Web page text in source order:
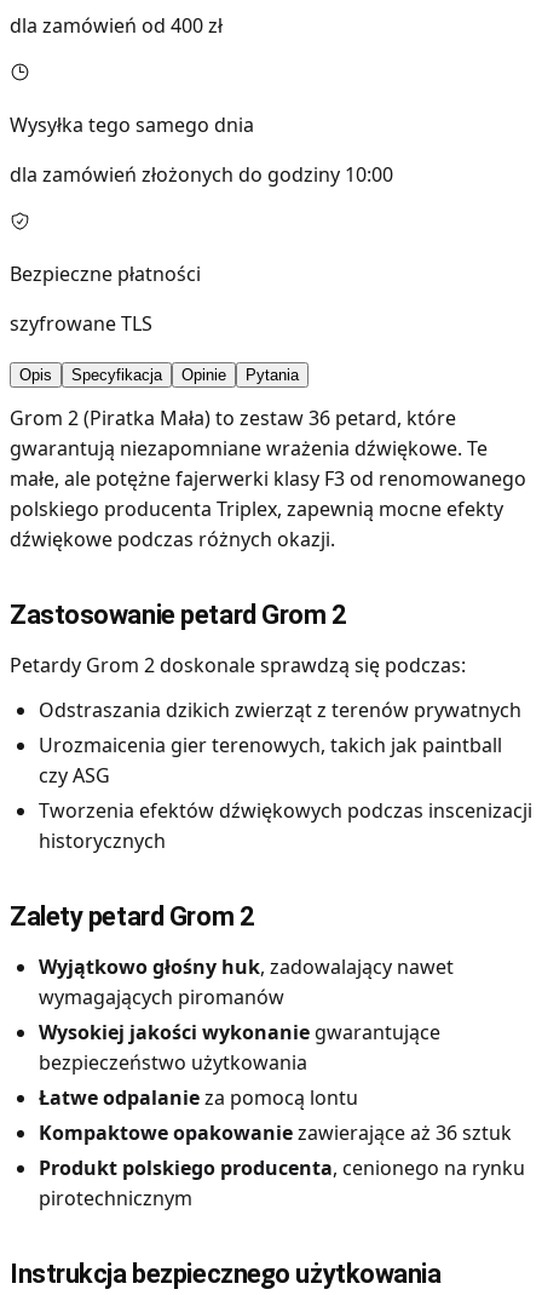
dla zamówień od 400 zł
Wysyłka tego samego dnia
dla zamówień złożonych do godziny 10:00
Bezpieczne płatności
szyfrowane TLS
Opis Specyfikacja Opinie Pytania
Grom 2 (Piratka Mała) to zestaw 36 petard, które
gwarantują niezapomniane wrażenia dźwiękowe. Te
małe, ale potężne fajerwerki klasy F3 od renomowanego
polskiego producenta Triplex, zapewnią mocne efekty
dźwiękowe podczas różnych okazji.
Zastosowanie petard Grom 2
Petardy Grom 2 doskonale sprawdzą się podczas:
Odstraszania dzikich zwierząt z terenów prywatnych
Urozmaicenia gier terenowych, takich jak paintball
czy ASG
Tworzenia efektów dźwiękowych podczas inscenizacji
historycznych
Zalety petard Grom 2
Wyjątkowo głośny huk, zadowalający nawet
wymagających piromanów
Wysokiej jakości wykonanie gwarantujące
bezpieczeństwo użytkowania
Łatwe odpalanieza pomocą lontu
Kompaktowe opakowaniezawierające aż 36 sztuk
Produkt polskiego producenta, cenionego na rynku
pirotechnicznym
Instrukcja bezpiecznego użytkowania